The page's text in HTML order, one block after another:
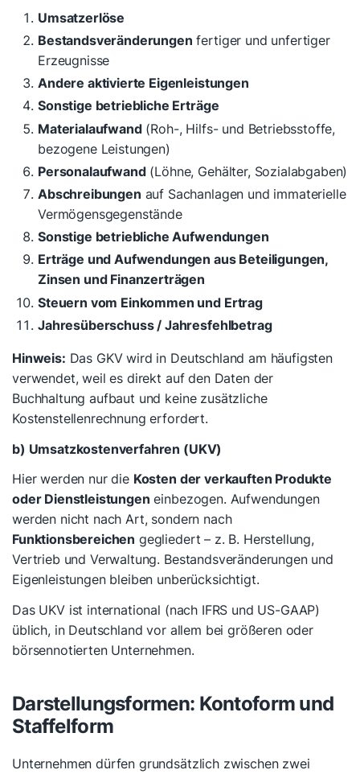
Umsatzerlöse
Bestandsveränderungen fertiger und unfertiger
Erzeugnisse
Andere aktivierte Eigenleistungen
Sonstige betriebliche Erträge
Materialaufwand(Roh-, Hilfs- und Betriebsstoffe,
bezogene Leistungen)
Personalaufwand(Löhne, Gehälter, Sozialabgaben)
Abschreibungen auf Sachanlagen und immaterielle
Vermögensgegenstände
Sonstige betriebliche Aufwendungen
Erträge und Aufwendungen aus Beteiligungen,
Zinsen und Finanzerträgen
Steuern vom Einkommen und Ertrag
Jahresüberschuss / Jahresfehlbetrag
Hinweis: Das GKV wird in Deutschland am häufigsten
verwendet, weil es direkt auf den Daten der
Buchhaltung aufbaut und keine zusätzliche
Kostenstellenrechnung erfordert.
b) Umsatzkostenverfahren (UKV)
Hier werden nur die Kosten der verkauften Produkte
oder Dienstleistungen einbezogen. Aufwendungen
werden nicht nach Art, sondern nach
Funktionsbereichen gegliedert – z. B. Herstellung,
Vertrieb und Verwaltung. Bestandsveränderungen und
Eigenleistungen bleiben unberücksichtigt.
Das UKV ist international (nach IFRS und US-GAAP)
üblich, in Deutschland vor allem bei größeren oder
börsennotierten Unternehmen.
Darstellungsformen: Kontoform und
Staffelform
Unternehmen dürfen grundsätzlich zwischen zwei